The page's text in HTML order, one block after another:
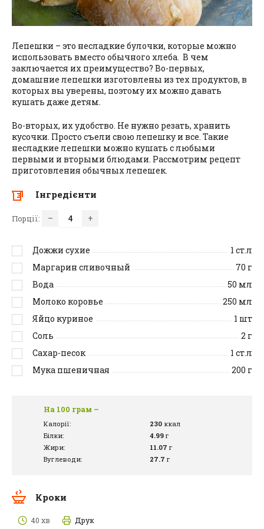
Лепешки – это несладкие булочки, которые можно
использовать вместо обычного хлеба. В чем
заключается их преимущество? Во-первых,
домашние лепешки изготовлены из тех продуктов, в
которых вы уверены, поэтому их можно давать
кушать даже детям.
Во-вторых, их удобство. Не нужно резать, хранить
кусочки. Просто съели свою лепешку и все. Такие
несладкие лепешки можно кушать с любыми
первыми и вторыми блюдами. Рассмотрим рецепт
приготовления обычных лепешек.
Інгредієнти
Порції: – +
Дожжи сухие 1 ст.л
Маргарин сливочный
70 г
Вода
50 мл
Молоко коровье
250 мл
Яйцо куриное
1 шт
Соль
2 г
Сахар-песок
1 ст.л
Мука пшеничная
200 г
На 100 грам –
Калорії: 230 ккал
Білки:
4.99 г
Жири:
11.07 г
Вуглеводи:
27.7 г
Кроки
40 хв Друк